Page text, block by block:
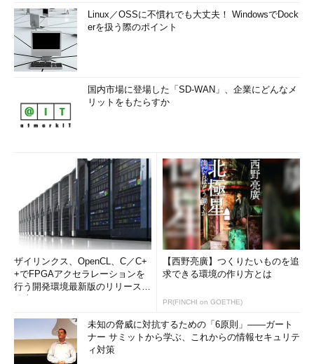
Linux／OSSに不慣れでも大丈夫！ WindowsでDock
erを扱う際のポイント
国内市場に登場した「SD-WAN」、企業にどんなメ
リットをもたらすか
ザイリンクス、OpenCL、C／C+
+でFPGAアクセラレーションを
行う開発環境最新版のリリースを
【西野亮廣】つくりたいものを追
求できる環境の作り方とは
PR(FINCHI on GOETHE)
未知の脅威に対抗するための「6原則」――ガート
ナー サミットから学ぶ、これからの情報セキュリテ
ィ対策